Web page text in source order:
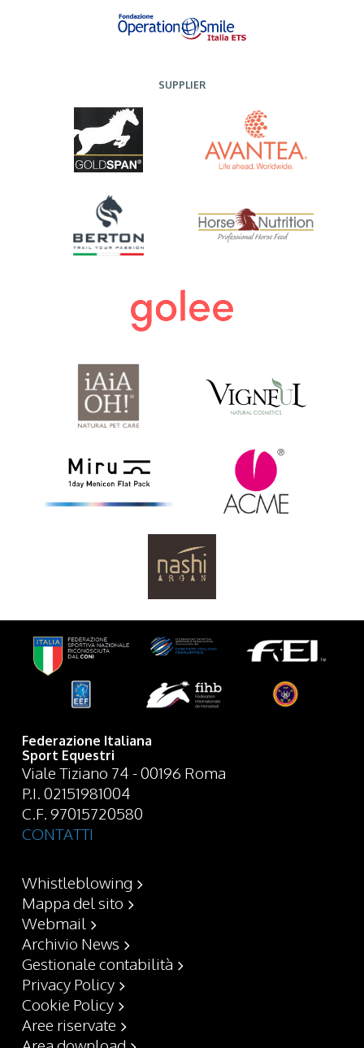
SUPPLIER
Federazione Italiana
Sport Equestri
Viale Tiziano 74 - 00196 Roma
P.I. 02151981004
C.F. 97015720580
CONTATTI
Whistleblowing
Mappa del sito
Webmail
Archivio News
Gestionale contabilità
Privacy Policy
Cookie Policy
Aree riservate